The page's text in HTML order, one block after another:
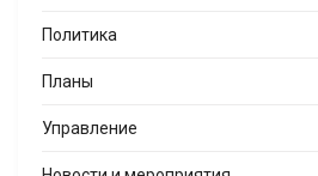
Политика
Планы
Управление